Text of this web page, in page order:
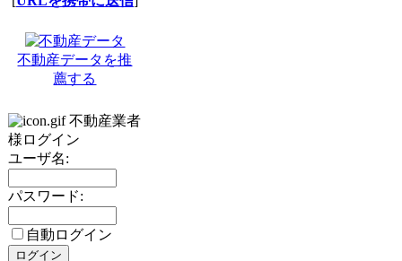
不動産データを推
薦する
不動産業者
様ログイン
ユーザ名:
パスワード:
自動ログイン